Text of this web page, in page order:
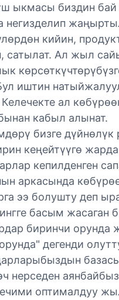
ыкмасы биздин
негизделип
кийин,
сатылат. Ал жыл
иштин
ал
кабыл алынат.
бизге дүйнөлүк
кеңейтүүгө
кепилденген
аркасында
ээ болушту деп
басым жасаган
биринчи орунда
дегенди
нерседен
оптималдуу